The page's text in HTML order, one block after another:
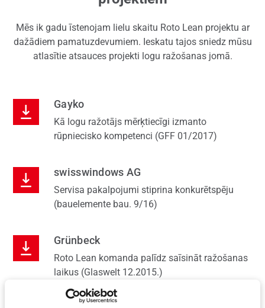
Mēs ik gadu īstenojam lielu skaitu Roto Lean projektu ar
dažādiem pamatuzdevumiem. Ieskatu tajos sniedz mūsu
atlasītie atsauces projekti logu ražošanas jomā.
Gayko
Kā logu ražotājs mērķtiecīgi izmanto
rūpniecisko kompetenci (GFF 01/2017)
swisswindows AG
Servisa pakalpojumi stiprina konkurētspēju
(bauelemente bau. 9/16)
Grünbeck
Roto Lean komanda palīdz saīsināt ražošanas
laikus (Glaswelt 12.2015.)